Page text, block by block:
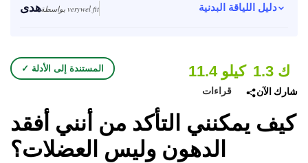
هدى بواسطة verywel fit دليل اللياقة البدنية
✓ المستندة إلى الأدلة 11.4 كيلو
قراءات
1.3 ك
شارك الآن
كيف يمكنني التأكد من أنني أفقد
الدهون وليس العضلات؟